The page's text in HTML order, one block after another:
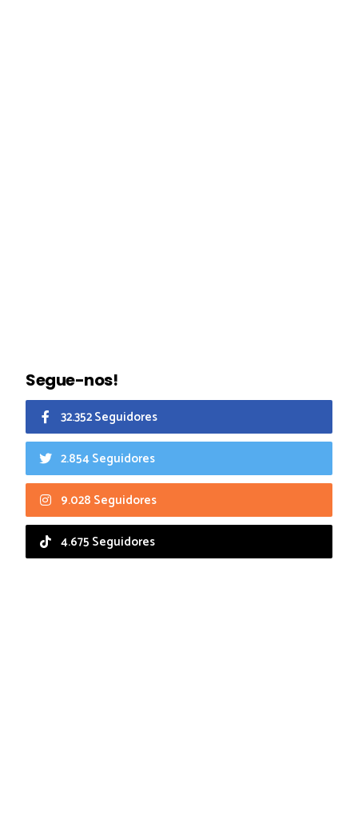
Segue-nos!
32.352 Seguidores
2.854 Seguidores
9.028 Seguidores
4.675 Seguidores